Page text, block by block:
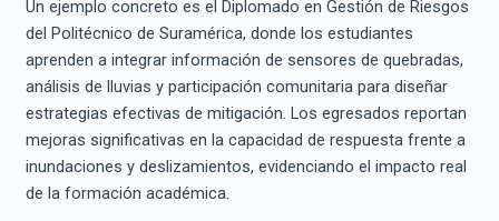
Un ejemplo concreto es el Diplomado en Gestión de Riesgos
del Politécnico de Suramérica, donde los estudiantes
aprenden a integrar información de sensores de quebradas,
análisis de lluvias y participación comunitaria para diseñar
estrategias efectivas de mitigación. Los egresados reportan
mejoras significativas en la capacidad de respuesta frente a
inundaciones y deslizamientos, evidenciando el impacto real
de la formación académica.